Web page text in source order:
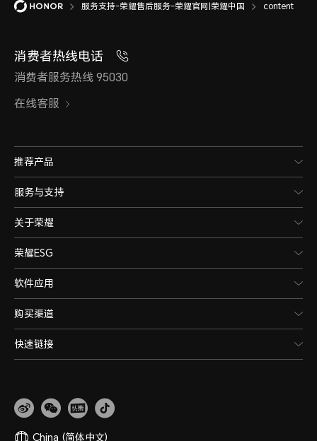
服务支持-荣耀售后服务-荣耀官网|荣耀中国 content
消费者热线电话
消费者服务热线 95030
在线客服
推荐产品
服务与支持
关于荣耀
荣耀ESG
软件应用
购买渠道
快速链接
China (简体中文)